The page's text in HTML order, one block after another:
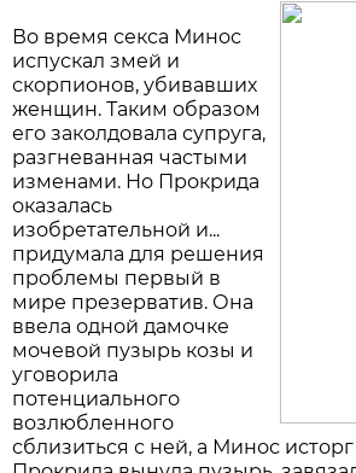
Во время секса Минос
испускал змей и
скорпионов, убивавших
женщин. Таким образом
его заколдовала супруга,
разгневанная частыми
изменами. Но Прокрида
оказалась
изобретательной и...
придумала для решения
проблемы первый в
мире презерватив. Она
ввела одной дамочке
мочевой пузырь козы и
уговорила
потенциального
возлюбленного
сблизиться с ней, а Минос исторг